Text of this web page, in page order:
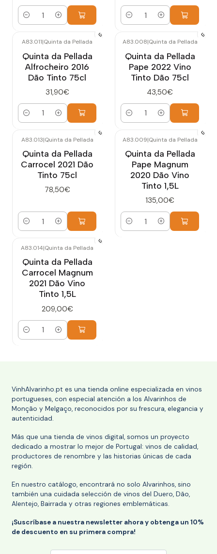
Cantidad Cantidad
A83.011|Quinta da Pellada
Quinta da Pellada
Alfrocheiro 2016
Dão Tinto 75cl
31,90€
Cantidad
A83.008|Quinta da Pellada
Quinta da Pellada
Pape 2022 Vino
Tinto Dão 75cl
43,50€
Cantidad
A83.013|Quinta da Pellada
Quinta da Pellada
Carrocel 2021 Dão
Tinto 75cl
78,50€
Cantidad
A83.009|Quinta da Pellada
Quinta da Pellada
Pape Magnum
2020 Dão Vino
Tinto 1,5L
135,00€
Cantidad
A83.014|Quinta da Pellada
Quinta da Pellada
Carrocel Magnum
2021 Dão Vino
Tinto 1,5L
209,00€
Cantidad
VinhAlvarinho.pt es una tienda online especializada en vinos
portugueses, con especial atención a los Alvarinhos de
Monção y Melgaço, reconocidos por su frescura, elegancia y
autenticidad.
Más que una tienda de vinos digital, somos un proyecto
dedicado a mostrar lo mejor de Portugal: vinos de calidad,
productores de renombre y las historias únicas de cada
región.
En nuestro catálogo, encontrará no solo Alvarinhos, sino
también una cuidada selección de vinos del Duero, Dão,
Alentejo, Bairrada y otras regiones emblemáticas.
¡Suscríbase a nuestra newsletter ahora y obtenga un 10%
de descuento en su primera compra!